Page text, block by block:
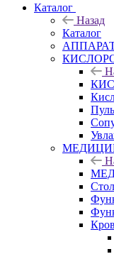
Каталог
Назад
Каталог